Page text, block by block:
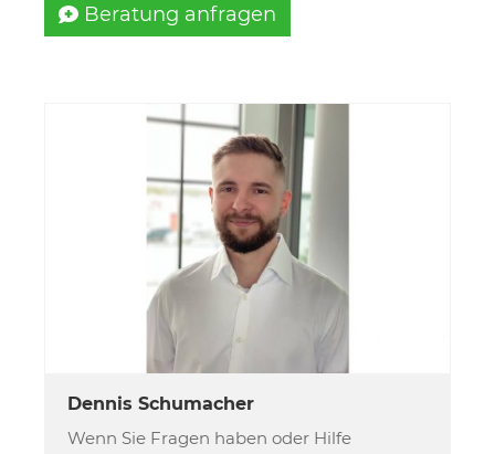
Beratung anfragen
Dennis Schumacher
Wenn Sie Fragen haben oder Hilfe